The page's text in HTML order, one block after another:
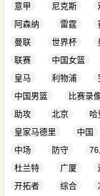
意甲
尼克斯
阿森纳
雷霆
曼联
世界杯
联赛
中国女篮
皇马
利物浦
中国男篮
比赛录
助攻
北京 哈
皇家马德里
中国
中场
防守 76
杜兰特
广厦
开拓者
综合